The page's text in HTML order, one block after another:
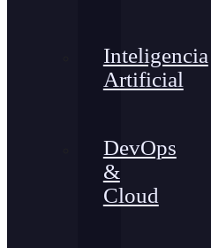
Inteligencia
Artificial
DevOps
&
Cloud